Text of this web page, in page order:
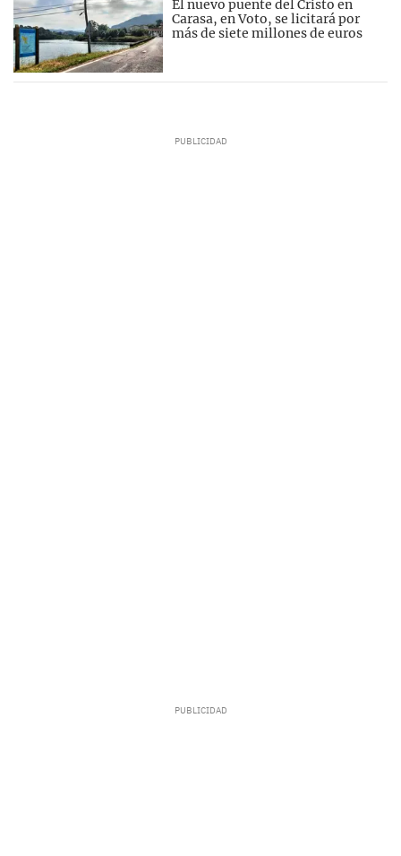
El nuevo puente del Cristo en
Carasa, en Voto, se licitará por
más de siete millones de euros